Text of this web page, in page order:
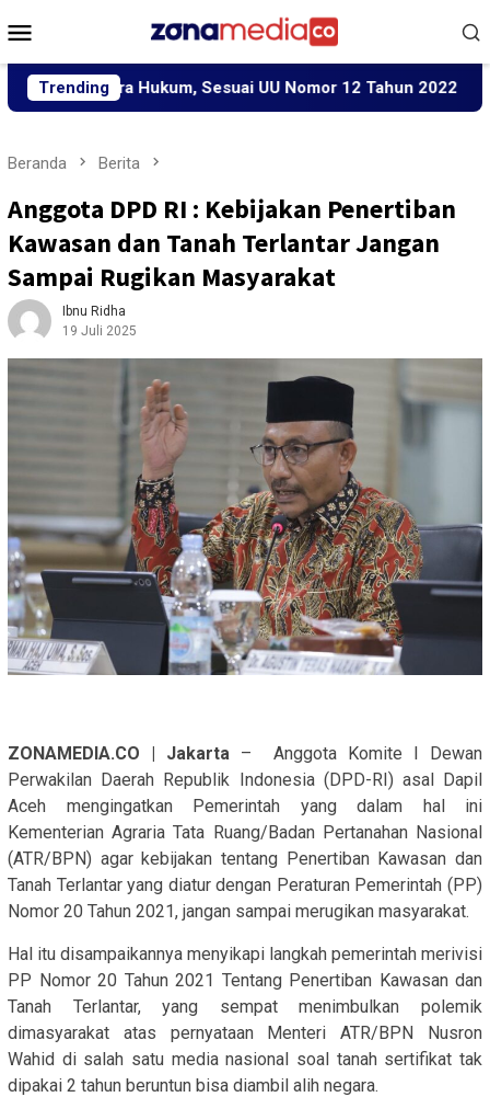
ke
Mobile
Trending
Hukum, Sesuai UU Nomor 12 Tahun 2022 Tentang TPKS
Beranda Berita
Anggota DPD RI : Kebijakan Penertiban
Kawasan dan Tanah Terlantar Jangan
Sampai Rugikan Masyarakat
Ibnu Ridha
19 Juli 2025
ZONAMEDIA.CO | Jakarta – Anggota Komite I Dewan
Perwakilan Daerah Republik Indonesia (DPD-RI) asal Dapil
Aceh mengingatkan Pemerintah yang dalam hal ini
Kementerian Agraria Tata Ruang/Badan Pertanahan Nasional
(ATR/BPN) agar kebijakan tentang Penertiban Kawasan dan
Tanah Terlantar yang diatur dengan Peraturan Pemerintah (PP)
Nomor 20 Tahun 2021, jangan sampai merugikan masyarakat.
Hal itu disampaikannya menyikapi langkah pemerintah merivisi
PP Nomor 20 Tahun 2021 Tentang Penertiban Kawasan dan
Tanah Terlantar, yang sempat menimbulkan polemik
dimasyarakat atas pernyataan Menteri ATR/BPN Nusron
Wahid di salah satu media nasional soal tanah sertifikat tak
dipakai 2 tahun beruntun bisa diambil alih negara.